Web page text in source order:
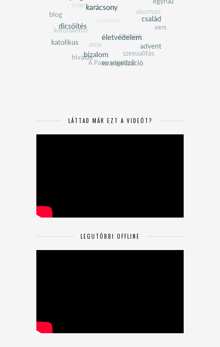
LÁTTAD MÁR EZT A VIDEÓT?
LEGUTÓBBI OFFLINE